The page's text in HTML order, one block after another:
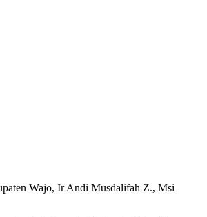
Wajo, Ir Andi Musdalifah Z., Msi